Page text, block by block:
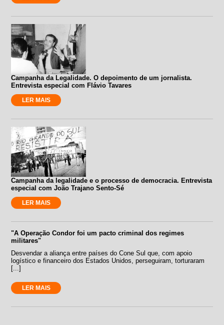
Campanha da Legalidade. O depoimento de um jornalista.
Entrevista especial com Flávio Tavares
LER MAIS
Campanha da legalidade e o processo de democracia. Entrevista
especial com João Trajano Sento-Sé
LER MAIS
"A Operação Condor foi um pacto criminal dos regimes
militares"
Desvendar a aliança entre países do Cone Sul que, com apoio
logístico e financeiro dos Estados Unidos, perseguiram, torturaram
[...]
LER MAIS